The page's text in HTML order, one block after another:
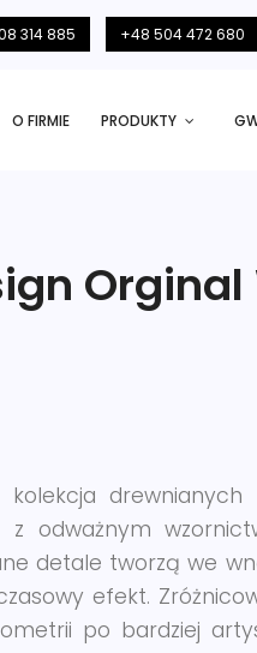
314 885 +48 504 472 680
O FIRMIE PRODUKTY
Orginal
drewnianych
odważnym
detale tworzą we
efekt.
po bardziej